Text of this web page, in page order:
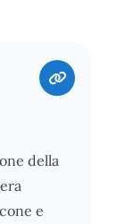
della
e